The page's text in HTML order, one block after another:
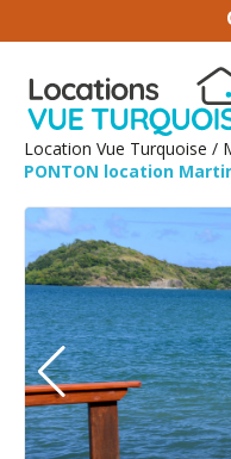
Location Vue Turquoise /
PONTON location